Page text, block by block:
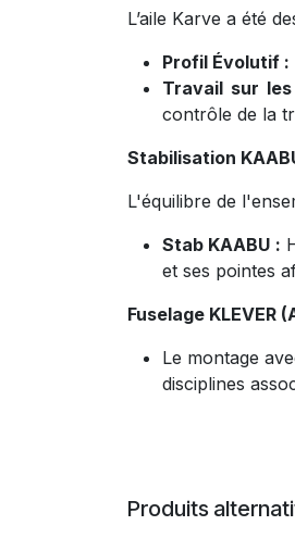
L’aile Karve a été
Profil Évolutif :
Travail sur
contrôle de la
Stabilisation
L'équilibre de
Stab KAABU :
et ses pointes
Fuselage KLEVER
Le montage
disciplines
Produits